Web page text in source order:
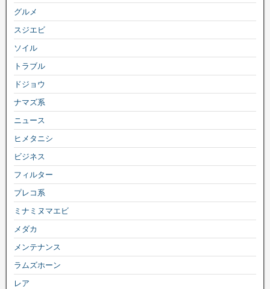
グルメ
スジエビ
ソイル
トラブル
ドジョウ
ナマズ系
ニュース
ヒメタニシ
ビジネス
フィルター
プレコ系
ミナミヌマエビ
メダカ
メンテナンス
ラムズホーン
レア